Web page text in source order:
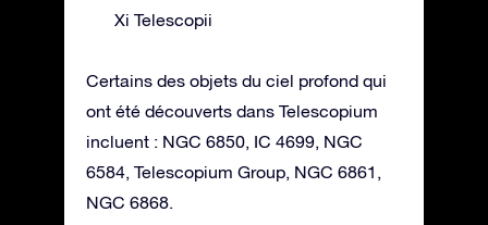
Xi Telescopii
Certains des objets du ciel profond qui
ont été découverts dans Telescopium
incluent : NGC 6850, IC 4699, NGC
6584, Telescopium Group, NGC 6861,
NGC 6868.